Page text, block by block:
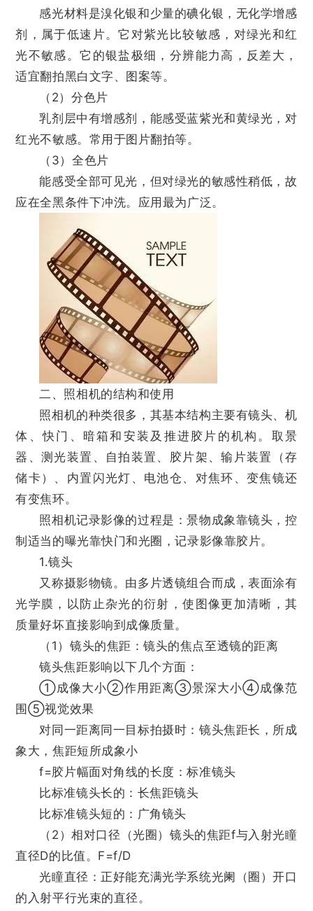
感光材料是溴化银和少量的碘化银，无化学增感
剂，属于低速片。它对紫光比较敏感，对绿光和红
光不敏感。它的银盐极细，分辨能力高，反差大，
适宜翻拍黑白文字、图案等。
（2）分色片
乳剂层中有增感剂，能感受蓝紫光和黄绿光，对
红光不敏感。常用于图片翻拍等。
（3）全色片
能感受全部可见光，但对绿光的敏感性稍低，故
应在全黑条件下冲洗。应用最为广泛。
二、照相机的结构和使用
照相机的种类很多，其基本结构主要有镜头、机
体、快门、暗箱和安装及推进胶片的机构。取景
器、测光装置、自拍装置、胶片架、输片装置（存
储卡）、内置闪光灯、电池仓、对焦环、变焦镜还
有变焦环。
照相机记录影像的过程是：景物成象靠镜头，控
制适当的曝光靠快门和光圈，记录影像靠胶片。
1.镜头
又称摄影物镜。由多片透镜组合而成，表面涂有
光学膜，以防止杂光的衍射，使图像更加清晰，其
质量好坏直接影响到成像质量。
（1）镜头的焦距：镜头的焦点至透镜的距离
镜头焦距影响以下几个方面：
①成像大小②作用距离③景深大小④成像范
围⑤视觉效果
对同一距离同一目标拍摄时：镜头焦距长，所成
象大，焦距短所成象小
f=胶片幅面对角线的长度：标准镜头
比标准镜头长的：长焦距镜头
比标准镜头短的：广角镜头
（2）相对口径（光圈）镜头的焦距f与入射光瞳
直径D的比值。F=f/D
光瞳直径：正好能充满光学系统光阑（圈）开口
的入射平行光束的直径。